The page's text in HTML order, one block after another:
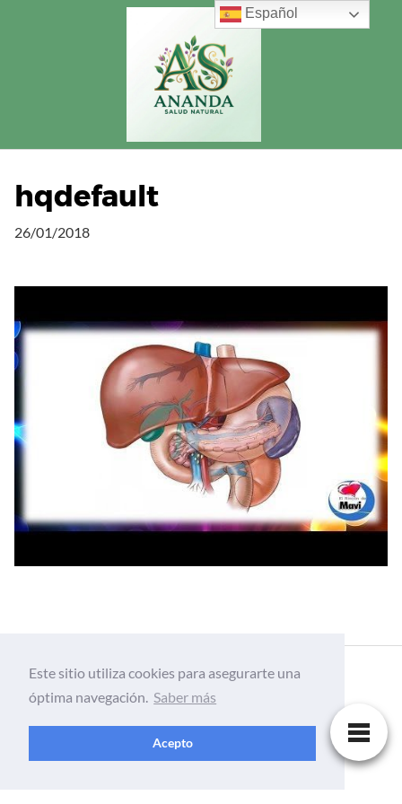
hqdefault
26/01/2018
Español
Este sitio utiliza cookies para asegurarte una
óptima navegación. Saber más
Acepto